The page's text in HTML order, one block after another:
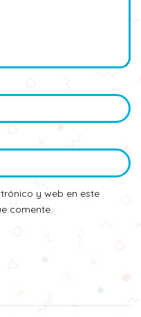
y web en este
comente.